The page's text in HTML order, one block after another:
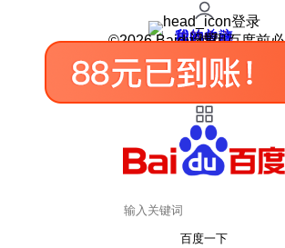
登录
我的关注
我的收藏
皮肤中心
用户反馈
设置
©2026 Baidu 使用百度前
百度一下